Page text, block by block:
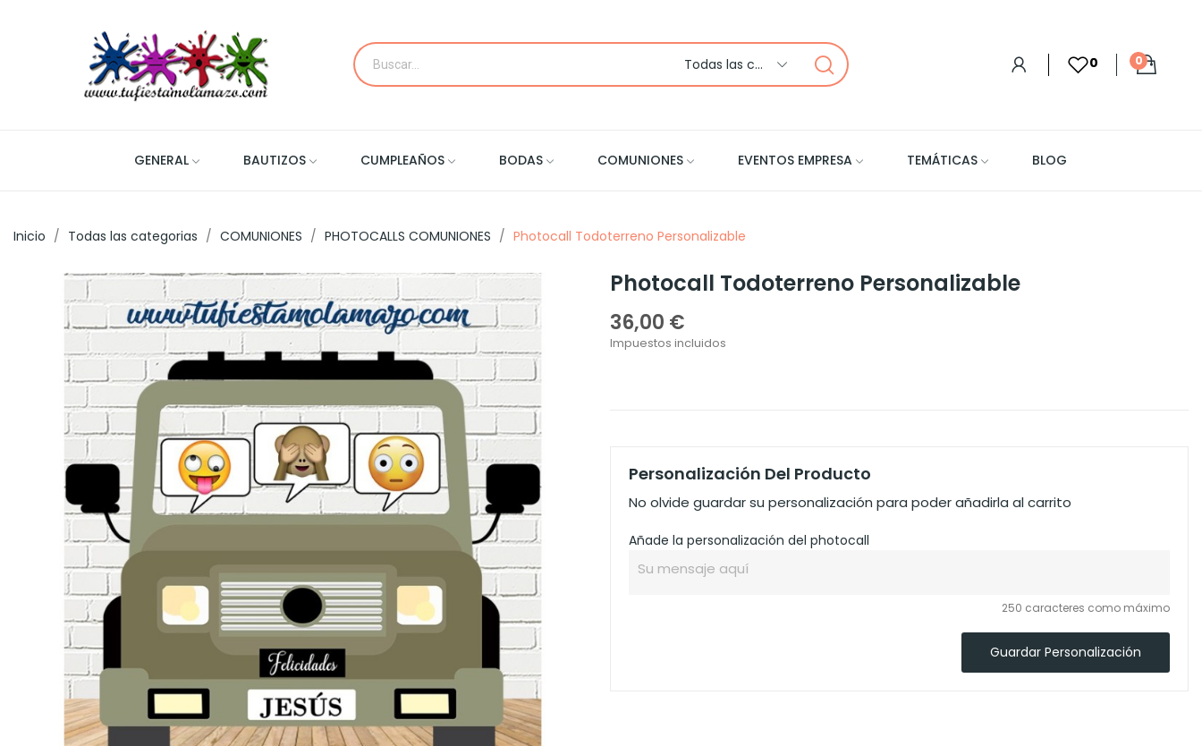
Todas las categorias 0 0
GENERAL BAUTIZOS CUMPLEAÑOS BODAS COMUNIONES EVENTOS EMPRESA TEMÁTICAS BLOG
Inicio Todas las categorias COMUNIONES PHOTOCALLS COMUNIONES Photocall Todoterreno Personalizable
Photocall Todoterreno Personalizable
36,00 €
Impuestos incluidos
Personalización Del Producto
No olvide guardar su personalización para poder añadirla al carrito
Añade la personalización del photocall
250 caracteres como máximo
Guardar Personalización